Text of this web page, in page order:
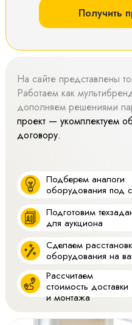
На сайте представлены
Работаем как
дополняем решениями
проект — укомплектуем
договору.
Подберем аналоги
оборудования под
Подготовим
для аукциона
Сделаем
оборудования на
Рассчитаем
стоимость доставки
и монтажа
Получить